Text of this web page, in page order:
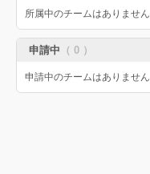
所属中のチームはありません
申請中 （ 0 ）
申請中のチームはありません